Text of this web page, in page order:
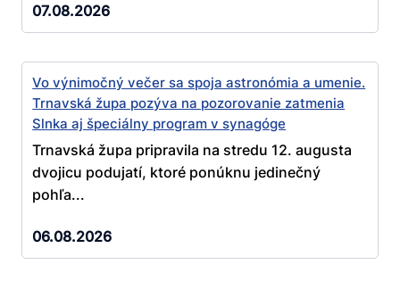
07.08.2026
Vo výnimočný večer sa spoja astronómia a umenie.
Trnavská župa pozýva na pozorovanie zatmenia
Slnka aj špeciálny program v synagóge
Trnavská župa pripravila na stredu 12. augusta
dvojicu podujatí, ktoré ponúknu jedinečný
pohľa...
06.08.2026